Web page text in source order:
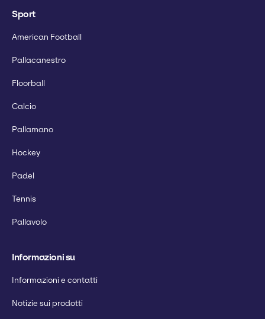
Sport
American Football
Pallacanestro
Floorball
Calcio
Pallamano
Hockey
Padel
Tennis
Pallavolo
Informazioni su
Informazioni e contatti
Notizie sui prodotti